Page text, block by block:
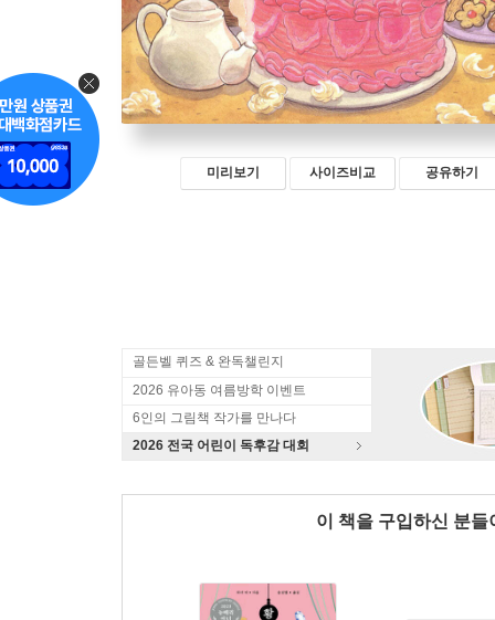
미리보기 사이즈비교 공유하기
골든벨 퀴즈 & 완독챌린지
2026 유아동 여름방학 이벤트
6인의 그림책 작가를 만나다
2026 전국 어린이 독후감 대회
이 책을 구입하신 분